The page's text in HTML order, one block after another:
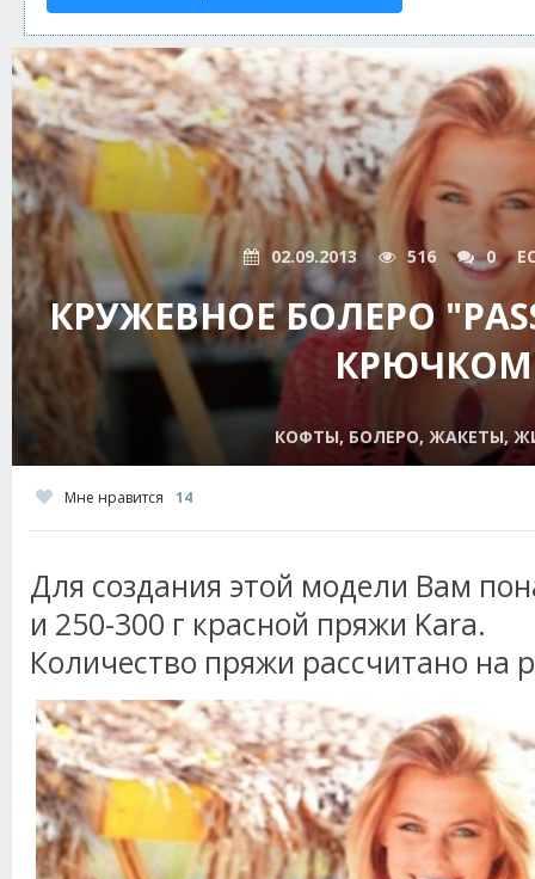
02.09.2013 516 0
КРУЖЕВНОЕ БОЛЕРО
КРЮЧКОМ
КОФТЫ, БОЛЕРО, ЖАКЕТЫ,
Мне нравится 14
Для создания этой модели Вам
и 250-300 г красной пряжи Kara.
Количество пряжи рассчитано на